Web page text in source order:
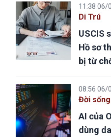
11:38 06/
Di Trú
USCIS
Hồ sơ
bị từ
08:56 06/
Đời sống
AI của
dùng